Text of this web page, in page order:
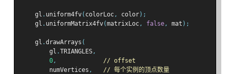
    gl
. uniform4fv( colorLoc, color);
    gl
. uniformMatrix4fv(matrixLoc, false, mat );
    gl
.drawArrays (
        gl
.TRIANGLES,
0,
// offset
        numVertices
,
// 每个实例的顶点数量